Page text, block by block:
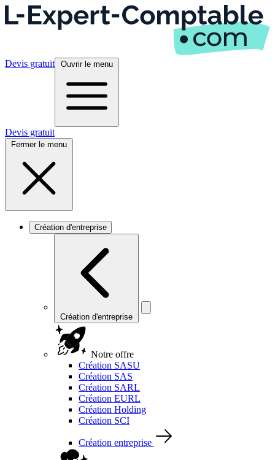
Devis gratuit Ouvrir le menu
Devis gratuit
Fermer le menu
Création d'entreprise
Création d'entreprise
Notre offre
Création SASU
Création SAS
Création SARL
Création EURL
Création Holding
Création SCI
Création entreprise